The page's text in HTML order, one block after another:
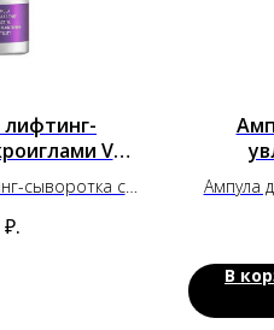
лифтинг-
VT
сыворотка с
₽.
Ампула
В